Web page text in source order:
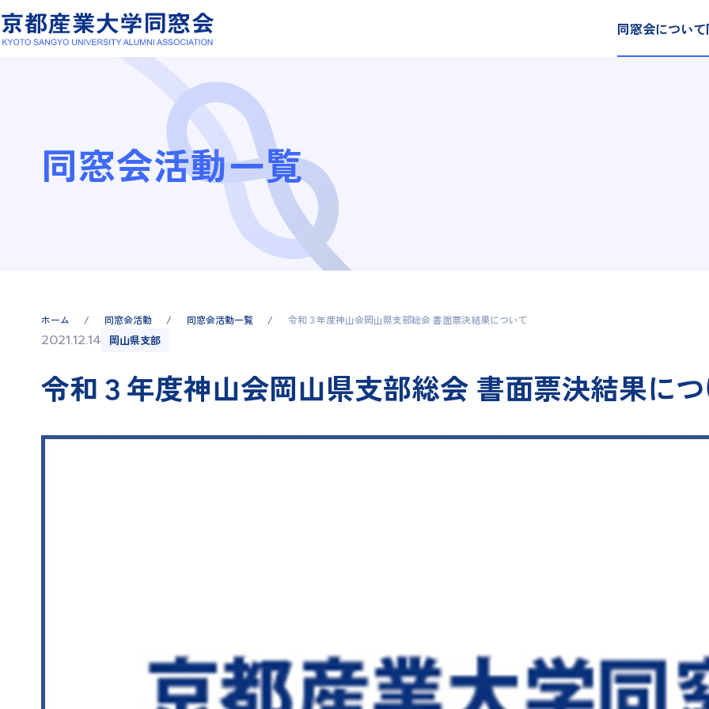
同窓会について
同窓会活動一覧
ホーム 同窓会活動 同窓会活動一覧 令和３年度神山会岡山県支部総会 書面票決結果について
2021.12.14 岡山県支部
令和３年度神山会岡山県支部総会 書面票決結果に